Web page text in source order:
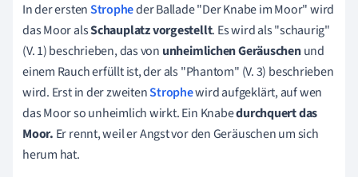
In der erstenStropheder Ballade"Der Knabe im Moor"wird
das Moor alsSchauplatz vorgestellt. Es wird als "schaurig"
(V. 1) beschrieben, das von unheimlichen Geräuschenund
einem Rauch erfüllt ist, der als "Phantom" (V. 3) beschrieben
wird. Erst in der zweitenStrophewird aufgeklärt, auf wen
das Moor so unheimlich wirkt. Ein Knabedurchquert das
Moor. Er rennt, weil er Angst vor den Geräuschen um sich
herum hat.